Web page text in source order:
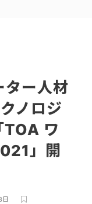
ター人材
ノロジ
TOA ワ
」開